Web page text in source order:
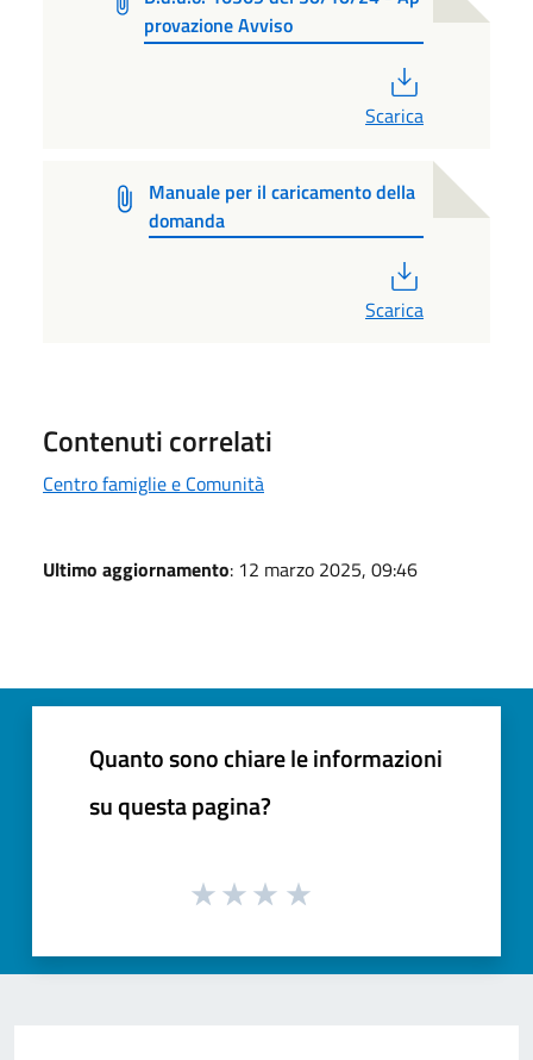
provazione Avviso
Scarica
Manuale per il caricamento della
domanda
Scarica
Contenuti correlati
Centro famiglie e Comunità
Ultimo aggiornamento: 12 marzo 2025, 09:46
Quanto sono chiare le informazioni
su questa pagina?